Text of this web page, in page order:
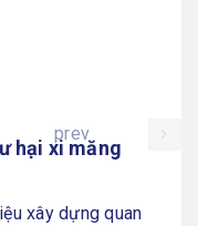
hại xi măng
xây dựng quan
prev